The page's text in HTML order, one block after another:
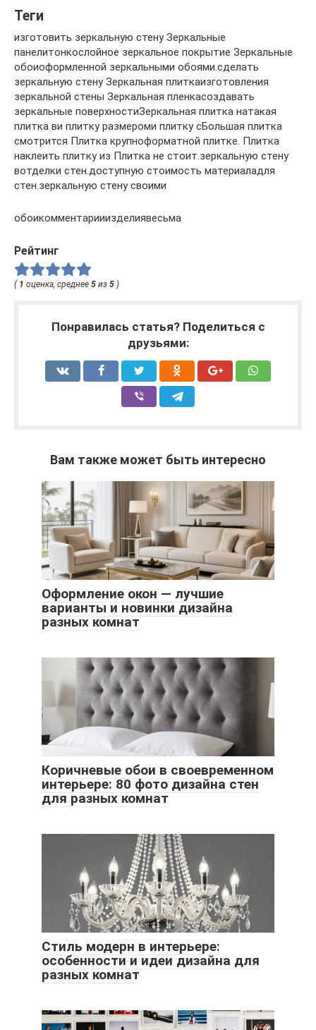
Теги
изготовить зеркальную стену Зеркальные
панелитонкослойное зеркальное покрытие Зеркальные
обоиоформленной зеркальными обоями.сделать
зеркальную стену Зеркальная плиткаизготовления
зеркальной стены Зеркальная пленкасоздавать
зеркальные поверхностиЗеркальная плитка натакая
плитка ви плитку размероми плитку сБольшая плитка
смотрится Плитка крупноформатной плитке. Плитка
наклеить плитку из Плитка не стоит.зеркальную стену
вотделки стен.доступную стоимость материаладля
стен.зеркальную стену своими
обоикомментарииизделиявесьма
Рейтинг
( 1 оценка, среднее 5 из 5 )
Понравилась статья? Поделиться с
друзьями:
Вам также может быть интересно
Оформление окон — лучшие
варианты и новинки дизайна
разных комнат
Коричневые обои в своевременном
интерьере: 80 фото дизайна стен
для разных комнат
Стиль модерн в интерьере:
особенности и идеи дизайна для
разных комнат